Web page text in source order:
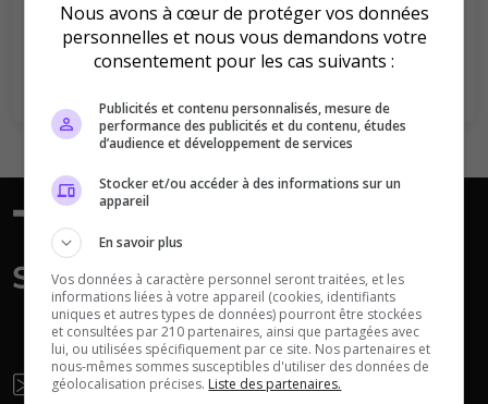
Dune Awakening Empyrion
Squad
Neverwinter
Nights
Se connecter S'inscrire
Newsletter
Nous avons à cœur de protéger vos données
personnelles et nous vous demandons votre
consentement pour les cas suivants :
Publicités et contenu personnalisés, mesure de
performance des publicités et du contenu, études
d’audience et développement de services
Stocker et/ou accéder à des informations sur un
appareil
En savoir plus
Vos données à caractère personnel seront traitées, et les
informations liées à votre appareil (cookies, identifiants
uniques et autres types de données) pourront être stockées
et consultées par 210 partenaires, ainsi que partagées avec
lui, ou utilisées spécifiquement par ce site. Nos partenaires et
nous-mêmes sommes susceptibles d'utiliser des données de
géolocalisation précises. Liste des partenaires.